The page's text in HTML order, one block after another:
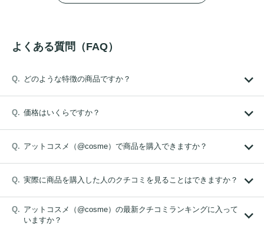
よくある質問（FAQ）
どのような特徴の商品ですか？
価格はいくらですか？
アットコスメ（@cosme）で商品を購入できますか？
実際に商品を購入した人のクチコミを見ることはできますか？
アットコスメ（@cosme）の最新クチコミランキングに入って
いますか？